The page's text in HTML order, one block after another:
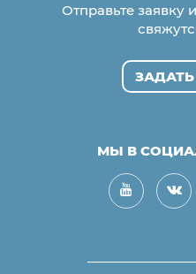
Отправьте заявку
МЫ В